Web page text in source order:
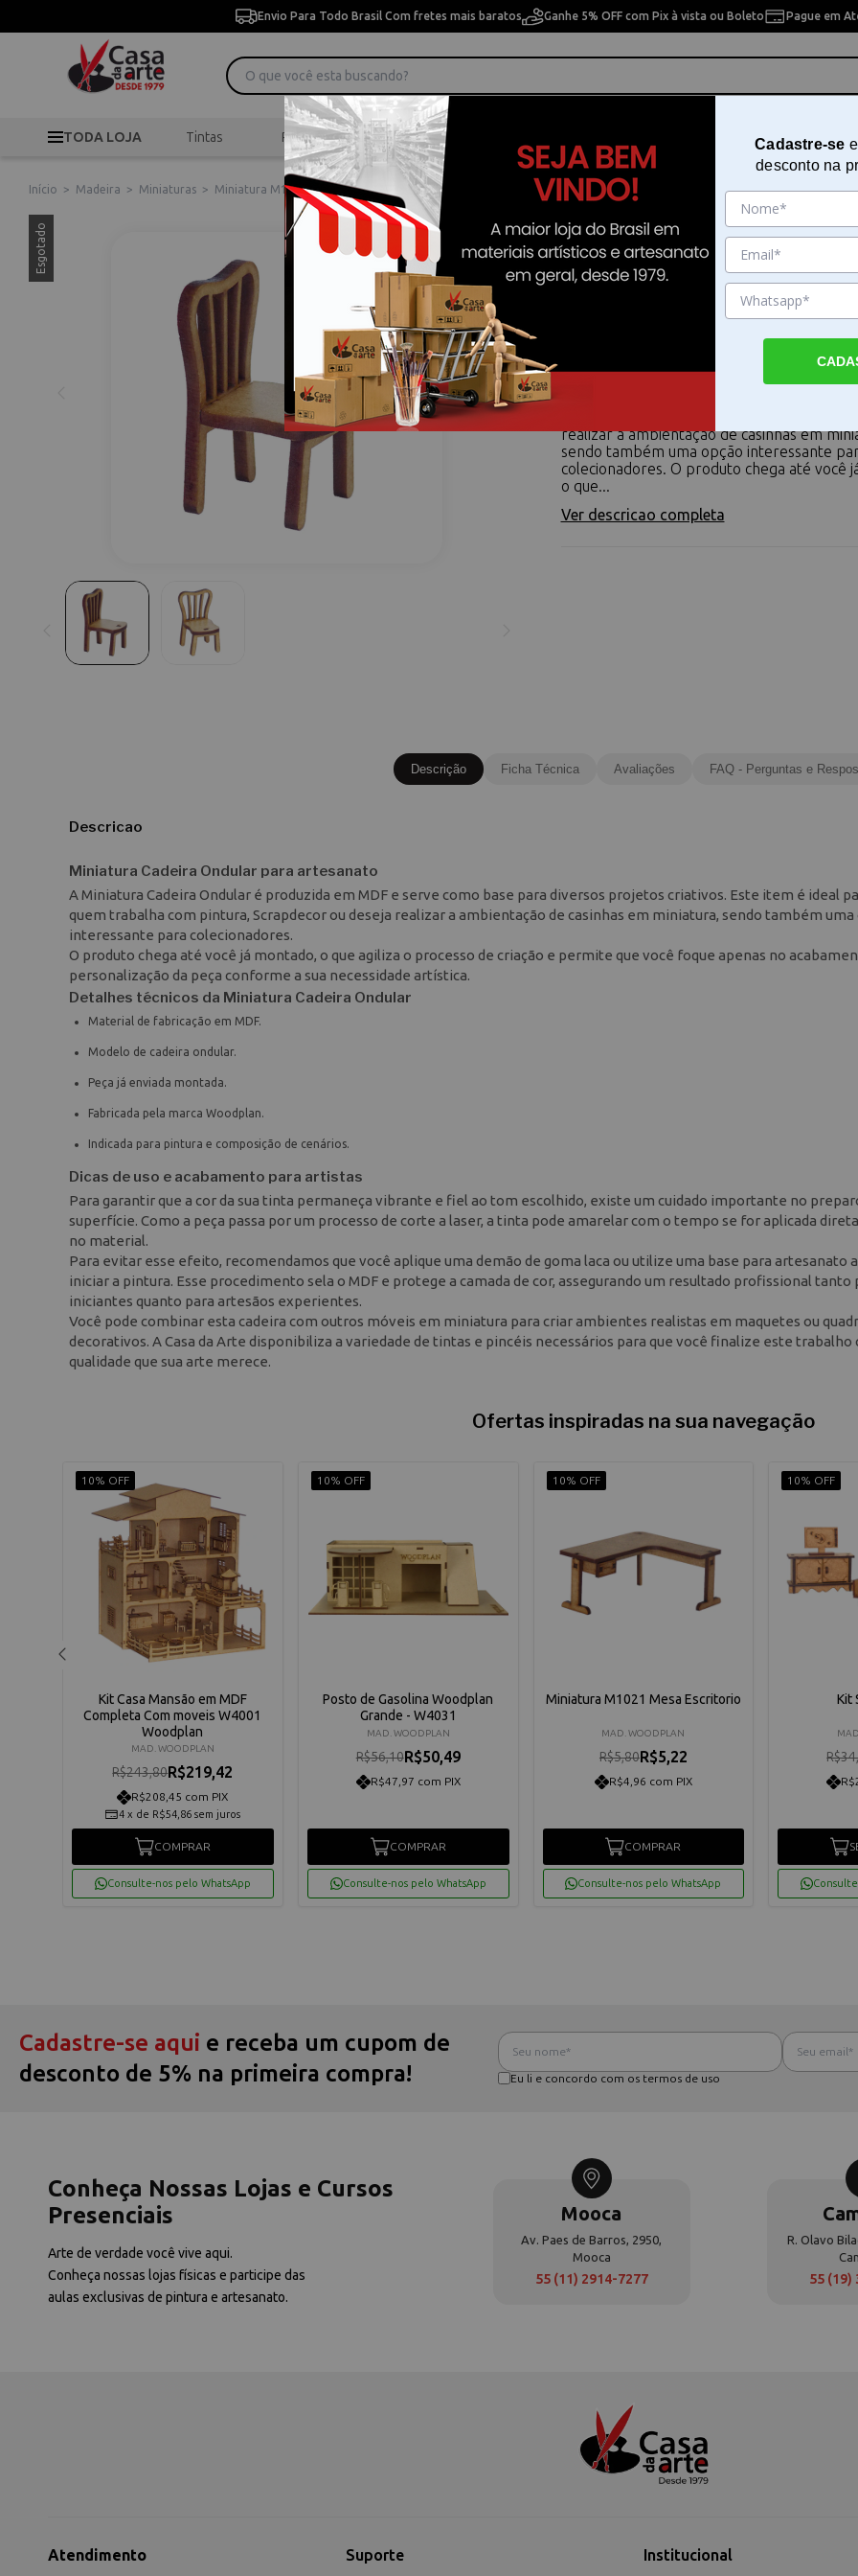
Envio Para Todo Brasil Com fretes mais baratos Ganhe 5% OFF com Pix à vista ou Boleto Pague em
TODA LOJA Tintas Pincéis Desenho Pintura
Início > Madeira > Miniaturas > Miniatura M1067 Cadeira Ondular
Esgotado Miniatura M1067 Cadeira
Miniatura Cadeira Ondular para artesanato
Cadeira Ondular é produzida em MDF e
realizar a ambientação de casinhas em
sendo também uma opção interessante
colecionadores. O produto chega até você
o que...
Ver descricao completa
Descrição Ficha Técnica Avaliações FAQ - Perguntas e
Descricao
Miniatura Cadeira Ondular para artesanato
A Miniatura Cadeira Ondular é produzida em MDF e serve como base para diversos projetos criativos. Este item é ideal
quem trabalha com pintura, Scrapdecor ou deseja realizar a ambientação de casinhas em miniatura, sendo também uma
interessante para colecionadores.
O produto chega até você já montado, o que agiliza o processo de criação e permite que você foque apenas no
personalização da peça conforme a sua necessidade artística.
Detalhes técnicos da Miniatura Cadeira Ondular
Material de fabricação em MDF.
Modelo de cadeira ondular.
Peça já enviada montada.
Fabricada pela marca Woodplan.
Indicada para pintura e composição de cenários.
Dicas de uso e acabamento para artistas
Para garantir que a cor da sua tinta permaneça vibrante e fiel ao tom escolhido, existe um cuidado importante no
superfície. Como a peça passa por um processo de corte a laser, a tinta pode amarelar com o tempo se for aplicada
no material.
Para evitar esse efeito, recomendamos que você aplique uma demão de goma laca ou utilize uma base para artesanato
iniciar a pintura. Esse procedimento sela o MDF e protege a camada de cor, assegurando um resultado profissional tanto
iniciantes quanto para artesãos experientes.
Você pode combinar esta cadeira com outros móveis em miniatura para criar ambientes realistas em maquetes ou
decorativos. A Casa da Arte disponibiliza a variedade de tintas e pincéis necessários para que você finalize este trabalho
qualidade que sua arte merece.
Ofertas inspiradas na sua navegação
10% OFF
Kit Casa Mansão em MDF
Completa Com moveis W4001
Woodplan
MAD. WOODPLAN
R$243,80R$219,42
R$208,45 com PIX
4 x de R$54,86 sem juros
COMPRAR
Consulte-nos pelo WhatsApp
10% OFF
Posto de Gasolina Woodplan
Grande - W4031
MAD. WOODPLAN
R$56,10R$50,49
R$47,97 com PIX
COMPRAR
Consulte-nos pelo WhatsApp
10% OFF
Miniatura M1021 Mesa Escritorio
MAD. WOODPLAN
R$5,80R$5,22
R$4,96 com PIX
COMPRAR
Consulte-nos pelo WhatsApp
10% OFF
Kit
Cadastre-se aqui e receba um cupom de
desconto de 5% na primeira compra!
Eu li e concordo com os termos de uso
Conheça Nossas Lojas e Cursos
Presenciais
Arte de verdade você vive aqui.
Conheça nossas lojas físicas e participe das
aulas exclusivas de pintura e artesanato.
Mooca
Av. Paes de Barros, 2950,
Mooca
55 (11) 2914-7277
R. Olavo
55 (19)
Atendimento Suporte Institucional
Cadastre-se
desconto na